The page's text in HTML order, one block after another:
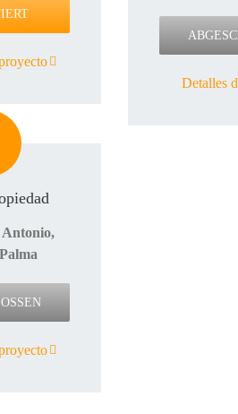
Detalles
Antonio,